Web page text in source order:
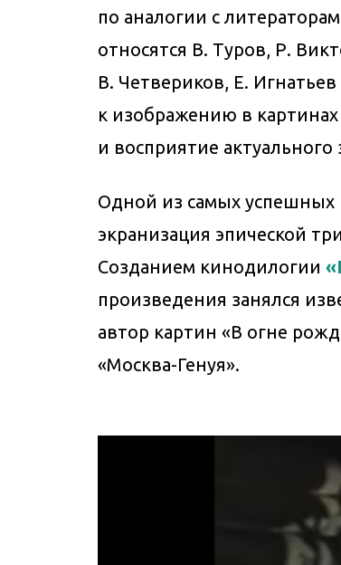
по аналогии с
относятся В. Туров, Р.
В. Четвериков, Е.
к изображению в
и восприятие актуального
Одной из самых успешных
экранизация эпической
Созданием кинодилогии
произведения занялся
автор картин «В огне
«Москва-Генуя».